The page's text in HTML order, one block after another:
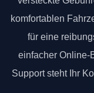
komfortablen
für eine
einfacher Online-
Support steht Ihr